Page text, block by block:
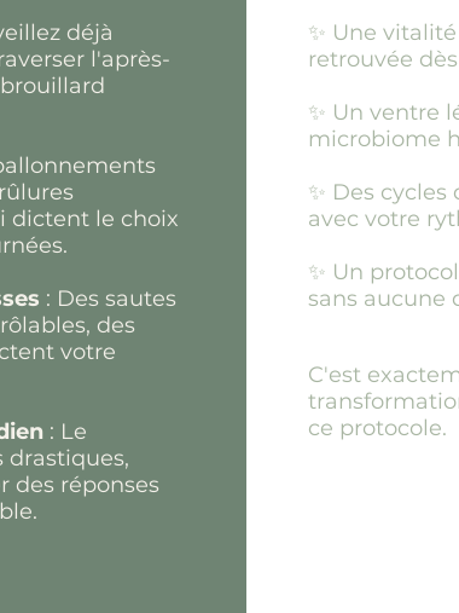
déjà
l'après-
dictent le choix
: Des sautes
des
votre
: Le
drastiques,
des réponses
✨ Une
retrouvée
✨ Un ventre
microbiome
✨ Des
avec votre
✨ Un
sans aucune
C'est
ce protocole.